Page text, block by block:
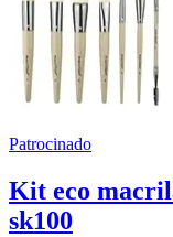
Patrocinado
Kit eco
sk100